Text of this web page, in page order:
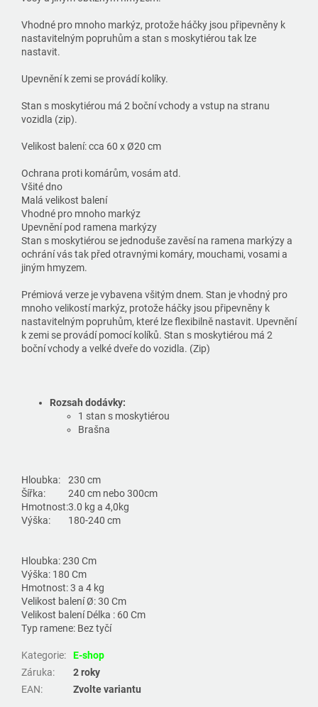
Vhodné pro mnoho markýz, protože háčky jsou připevněny k
nastavitelným popruhům a stan s moskytiérou tak lze
nastavit.
Upevnění k zemi se provádí kolíky.
Stan s moskytiérou má 2 boční vchody a vstup na stranu
vozidla (zip).
Velikost balení: cca 60 x Ø20 cm
Ochrana proti komárům, vosám atd.
Všité dno
Malá velikost balení
Vhodné pro mnoho markýz
Upevnění pod ramena markýzy
Stan s moskytiérou se jednoduše zavěsí na ramena markýzy a
ochrání vás tak před otravnými komáry, mouchami, vosami a
jiným hmyzem.
Prémiová verze je vybavena všitým dnem. Stan je vhodný pro
mnoho velikostí markýz, protože háčky jsou připevněny k
nastavitelným popruhům, které lze flexibilně nastavit. Upevnění
k zemi se provádí pomocí kolíků. Stan s moskytiérou má 2
boční vchody a velké dveře do vozidla. (Zip)
Rozsah dodávky:
1 stan s moskytiérou
Brašna
Hloubka:
230 cm
Šířka:
240 cm nebo 300cm
Hmotnost:3.0 kg a 4,0kg
Výška:
180-240 cm
Hloubka: 230 Cm
Výška: 180 Cm
Hmotnost: 3 a 4 kg
Velikost balení Ø: 30 Cm
Velikost balení Délka : 60 Cm
Typ ramene: Bez tyčí
Kategorie:
E-shop
Záruka:
2 roky
EAN: Zvolte variantu